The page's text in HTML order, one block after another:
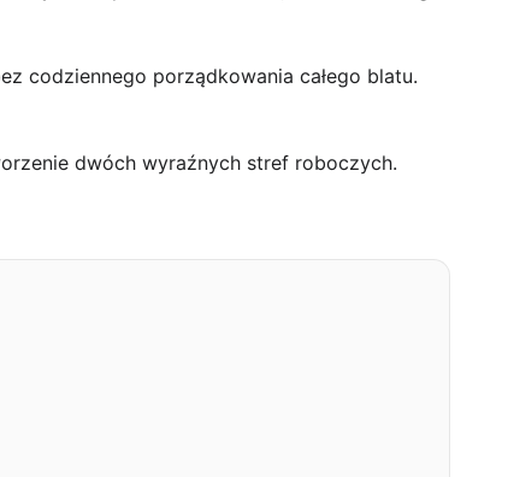
codziennego porządkowania całego blatu.
dwóch wyraźnych stref roboczych.